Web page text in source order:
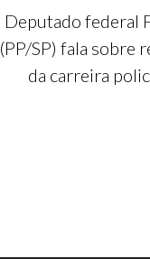
Deputado federal
(PP/SP) fala sobre
da carreira